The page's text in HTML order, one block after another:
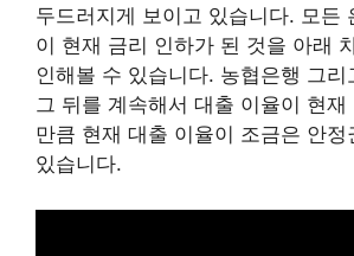
두드러지게 보이고 있습니다. 모든
이 현재 금리 인하가 된 것을 아래
인해볼 수 있습니다. 농협은행 그리
그 뒤를 계속해서 대출 이율이 현재
만큼 현재 대출 이율이 조금은 안정
있습니다.